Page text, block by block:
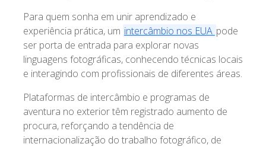
Para quem sonha em unir aprendizado e
experiência prática, um intercâmbio nos EUA pode
ser porta de entrada para explorar novas
linguagens fotográficas, conhecendo técnicas locais
e interagindo com profissionais de diferentes áreas.
Plataformas de intercâmbio e programas de
aventura no exterior têm registrado aumento de
procura, reforçando a tendência de
internacionalização do trabalho fotográfico, de